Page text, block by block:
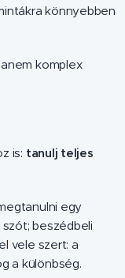
könnyebben
komplex
is: tanulj teljes
egy
beszédbeli
vele szert: a
a különbség.